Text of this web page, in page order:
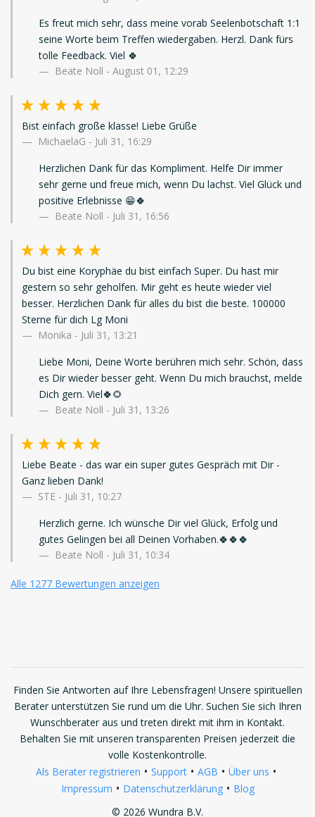
Es freut mich sehr, dass meine vorab Seelenbotschaft 1:1
seine Worte beim Treffen wiedergaben. Herzl. Dank fürs
tolle Feedback. Viel 🍀
Beate Noll - August 01, 12:29
Bist einfach große klasse! Liebe Grüße
MichaelaG - Juli 31, 16:29
Herzlichen Dank für das Kompliment. Helfe Dir immer
sehr gerne und freue mich, wenn Du lachst. Viel Glück und
positive Erlebnisse 😁🍀
Beate Noll - Juli 31, 16:56
Du bist eine Koryphäe du bist einfach Super. Du hast mir
gestern so sehr geholfen. Mir geht es heute wieder viel
besser. Herzlichen Dank für alles du bist die beste. 100000
Sterne für dich Lg Moni
Monika - Juli 31, 13:21
Liebe Moni, Deine Worte berühren mich sehr. Schön, dass
es Dir wieder besser geht. Wenn Du mich brauchst, melde
Dich gern. Viel🍀🌻
Beate Noll - Juli 31, 13:26
Liebe Beate - das war ein super gutes Gespräch mit Dir -
Ganz lieben Dank!
STE - Juli 31, 10:27
Herzlich gerne. Ich wünsche Dir viel Glück, Erfolg und
gutes Gelingen bei all Deinen Vorhaben.🍀🍀🍀
Beate Noll - Juli 31, 10:34
Alle 1277 Bewertungen anzeigen
Finden Sie Antworten auf Ihre Lebensfragen! Unsere spirituellen
Berater unterstützen Sie rund um die Uhr. Suchen Sie sich Ihren
Wunschberater aus und treten direkt mit ihm in Kontakt.
Behalten Sie mit unseren transparenten Preisen jederzeit die
volle Kostenkontrolle.
Als Berater registrieren • Support • AGB • Über uns •
Impressum • Datenschutzerklärung • Blog
© 2026 Wundra B.V.